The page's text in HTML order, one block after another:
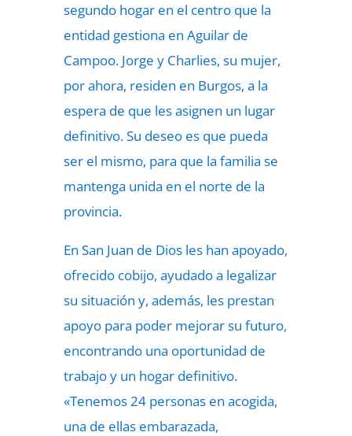
segundo hogar en el centro que la
entidad gestiona en Aguilar de
Campoo. Jorge y Charlies, su mujer,
por ahora, residen en Burgos, a la
espera de que les asignen un lugar
definitivo. Su deseo es que pueda
ser el mismo, para que la familia se
mantenga unida en el norte de la
provincia.
En San Juan de Dios les han apoyado,
ofrecido cobijo, ayudado a legalizar
su situación y, además, les prestan
apoyo para poder mejorar su futuro,
encontrando una oportunidad de
trabajo y un hogar definitivo.
«Tenemos 24 personas en acogida,
una de ellas embarazada,